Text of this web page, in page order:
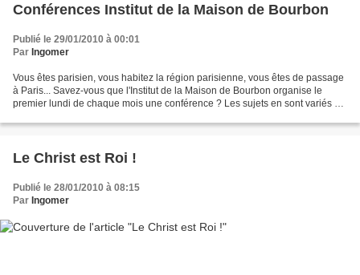
Conférences Institut de la Maison de Bourbon
Publié le 29/01/2010 à 00:01
Par Ingomer
Vous êtes parisien, vous habitez la région parisienne, vous êtes de passage
à Paris... Savez-vous que l'Institut de la Maison de Bourbon organise le
premier lundi de chaque mois une conférence ? Les sujets en sont variés et
Le Christ est Roi !
Publié le 28/01/2010 à 08:15
Par Ingomer